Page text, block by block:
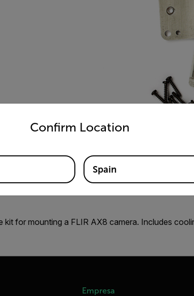
kit for mounting a FLIR AX8 camera. Includes
Empresa
Confirm Location
from the options below to access the
Spain